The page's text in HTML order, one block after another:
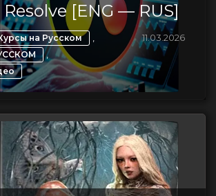
[ENG — RUS]
на Русском ,
,
11.03.2026